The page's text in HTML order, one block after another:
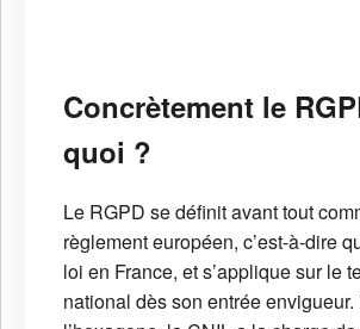
Concrètement le
quoi ?
Le RGPD se définit avant tout
règlement européen, c’est-à-dire
loi en France, et s’applique sur le
national dès son entrée